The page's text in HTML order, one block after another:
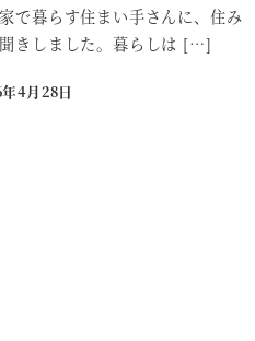
で暮らす住まい手さんに、住み
きしました。暮らしは […]
4月28日